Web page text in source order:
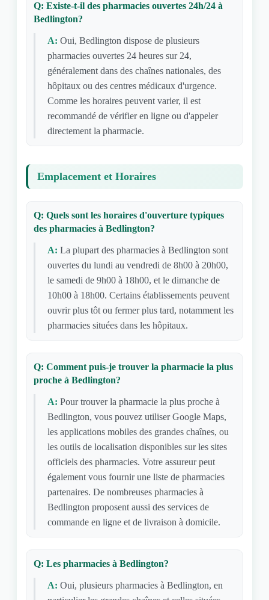
Q: Existe-t-il des pharmacies ouvertes 24h/24 à
Bedlington?
A: Oui, Bedlington dispose de plusieurs
pharmacies ouvertes 24 heures sur 24,
généralement dans des chaînes nationales, des
hôpitaux ou des centres médicaux d'urgence.
Comme les horaires peuvent varier, il est
recommandé de vérifier en ligne ou d'appeler
directement la pharmacie.
Emplacement et Horaires
Q: Quels sont les horaires d'ouverture typiques
des pharmacies à Bedlington?
A: La plupart des pharmacies à Bedlington sont
ouvertes du lundi au vendredi de 8h00 à 20h00,
le samedi de 9h00 à 18h00, et le dimanche de
10h00 à 18h00. Certains établissements peuvent
ouvrir plus tôt ou fermer plus tard, notamment les
pharmacies situées dans les hôpitaux.
Q: Comment puis-je trouver la pharmacie la plus
proche à Bedlington?
A: Pour trouver la pharmacie la plus proche à
Bedlington, vous pouvez utiliser Google Maps,
les applications mobiles des grandes chaînes, ou
les outils de localisation disponibles sur les sites
officiels des pharmacies. Votre assureur peut
également vous fournir une liste de pharmacies
partenaires. De nombreuses pharmacies à
Bedlington proposent aussi des services de
commande en ligne et de livraison à domicile.
Q: Les pharmacies à Bedlington?
A: Oui, plusieurs pharmacies à Bedlington, en